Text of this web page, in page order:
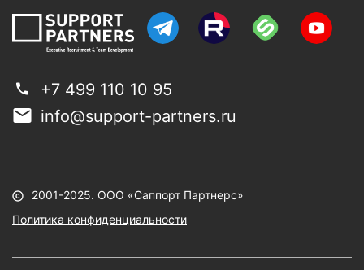
+7 499 110 10 95
info@support-partners.ru
2001-2025. ООО «Саппорт Партнерс»
Политика конфиденциальности